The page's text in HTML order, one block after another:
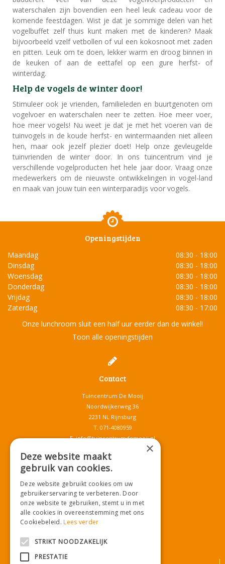
waterschalen zijn bovendien een heel leuk cadeau voor de
komende feestdagen. Wist je dat je sommige delen van het
vogelbuffet zelf thuis kunt maken met de kinderen? Maak
bijvoorbeeld vzelf vetbollen of vul een kokosnoot met zaden
en pitten. Leuk om te doen, lekker warm en droog binnen in
de keuken of aan de eettafel op een gure herfst- of
winterdag.
Help de vogels de winter door!
Stimuleer ook je vrienden, familieleden en buurtgenoten om
vogelvoer en waterschalen neer te zetten. Hoe meer voer,
hoe meer vogels! Nu weet je dat je met het voeren van de
tuinvogels in de koude herfst- en wintermaanden niet alleen
hen, maar ook jezelf plezier doet! Help onze gevleugelde
tuinvrienden de winter door. In ons tuincentrum vind je
verschillende vogelproducten het hele jaar door. Vraag onze
medewerkers om de nieuwste ontwikkelingen in vogel-land
en maak van jouw tuin een winterparadijs voor vogels.
Openingstijden
Maandag
08:30 - 18:00
Dinsdag
08:30 - 18:00
Woensdag
08:30 - 18:00
Donderdag
08:30 - 18:00
Vrijdag
08:30 - 18:00
Zaterdag
08:30 - 17:00
Onze lunchroom sluit een half uur eerder dan de winkel!
Toon alle openingstijden
Contact
Tuincentrum De Mooij
Noordwijkerweg 36
2231 NL Rijnsburg
T. 071-4080959
E.info@tuincentrumdemooij.nl
Download onze App!
×
Deze website maakt
gebruik van cookies.
Deze website gebruikt cookies om uw
gebruikerservaring te verbeteren. Door
onze website te gebruiken, stemt u in met
alle cookies in overeenstemming met ons
Cookiebeleid.Lees verder
STRIKT NOODZAKELIJK
PRESTATIE